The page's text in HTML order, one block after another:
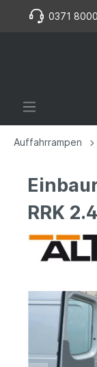
0371
Auffahrrampen
RRK